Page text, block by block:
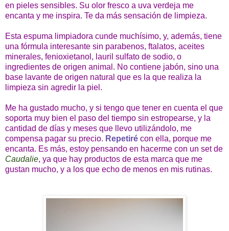
en pieles sensibles. Su olor fresco a uva verdeja me
encanta y me inspira. Te da más sensación de limpieza.
Esta espuma limpiadora cunde muchísimo, y, además, tiene
una fórmula interesante sin parabenos, ftalatos, aceites
minerales, fenioxietanol, lauril sulfato de sodio, o
ingredientes de origen animal. No contiene jabón, sino una
base lavante de origen natural que es la que realiza la
limpieza sin agredir la piel.
Me ha gustado mucho, y si tengo que tener en cuenta el que
soporta muy bien el paso del tiempo sin estropearse, y la
cantidad de días y meses que llevo utilizándolo, me
compensa pagar su precio. Repetiré con ella, porque me
encanta. Es más, estoy pensando en hacerme con un set de
Caudalie, ya que hay productos de esta marca que me
gustan mucho, y a los que echo de menos en mis rutinas.